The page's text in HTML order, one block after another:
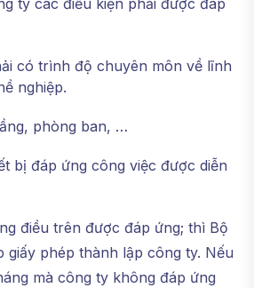
ty các điều kiện phải được đáp
có trình độ chuyên môn về lĩnh
nghiệp.
phòng ban, …
bị đáp ứng công việc được diễn
điều trên được đáp ứng; thì Bộ
giấy phép thành lập công ty. Nếu
mà công ty không đáp ứng